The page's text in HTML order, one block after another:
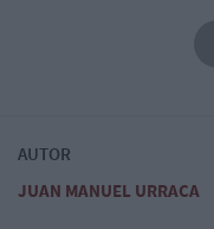
AUTOR
JUAN MANUEL URRACA